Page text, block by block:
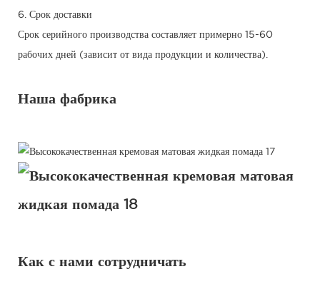
6. Срок доставки
Срок серийного производства составляет примерно 15-60
рабочих дней (зависит от вида продукции и количества).
Наша фабрика
Как с нами сотрудничать